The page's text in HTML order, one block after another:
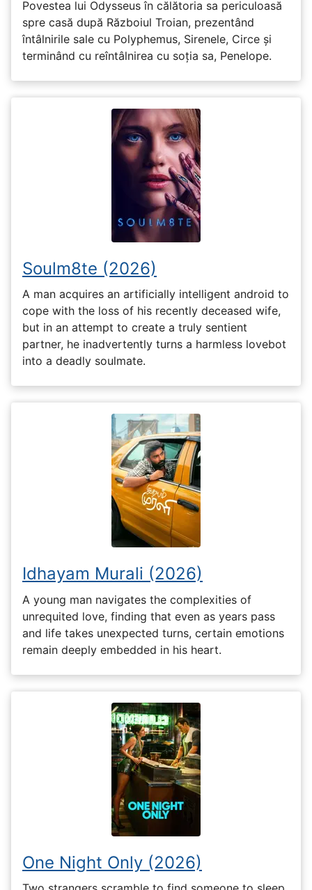
Povestea lui Odysseus în călătoria sa periculoasă
spre casă după Războiul Troian, prezentând
întâlnirile sale cu Polyphemus, Sirenele, Circe și
terminând cu reîntâlnirea cu soția sa, Penelope.
Soulm8te (2026)
A man acquires an artificially intelligent android to
cope with the loss of his recently deceased wife,
but in an attempt to create a truly sentient
partner, he inadvertently turns a harmless lovebot
into a deadly soulmate.
Idhayam Murali (2026)
A young man navigates the complexities of
unrequited love, finding that even as years pass
and life takes unexpected turns, certain emotions
remain deeply embedded in his heart.
One Night Only (2026)